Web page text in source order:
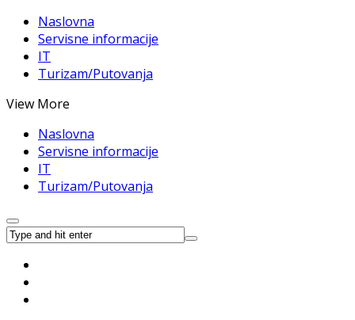
Naslovna
Servisne informacije
IT
Turizam/Putovanja
View More
Naslovna
Servisne informacije
IT
Turizam/Putovanja